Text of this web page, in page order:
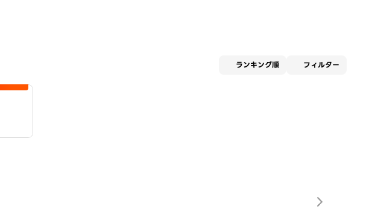
ランキング順 フィルター